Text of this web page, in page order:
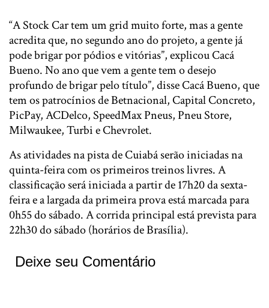
“A Stock Car tem um grid muito forte, mas a gente
acredita que, no segundo ano do projeto, a gente já
pode brigar por pódios e vitórias”, explicou Cacá
Bueno. No ano que vem a gente tem o desejo
profundo de brigar pelo título”, disse Cacá Bueno, que
tem os patrocínios de Betnacional, Capital Concreto,
PicPay, ACDelco, SpeedMax Pneus, Pneu Store,
Milwaukee, Turbi e Chevrolet.
As atividades na pista de Cuiabá serão iniciadas na
quinta-feira com os primeiros treinos livres. A
classificação será iniciada a partir de 17h20 da sexta-
feira e a largada da primeira prova está marcada para
0h55 do sábado. A corrida principal está prevista para
22h30 do sábado (horários de Brasília).
Deixe seu Comentário